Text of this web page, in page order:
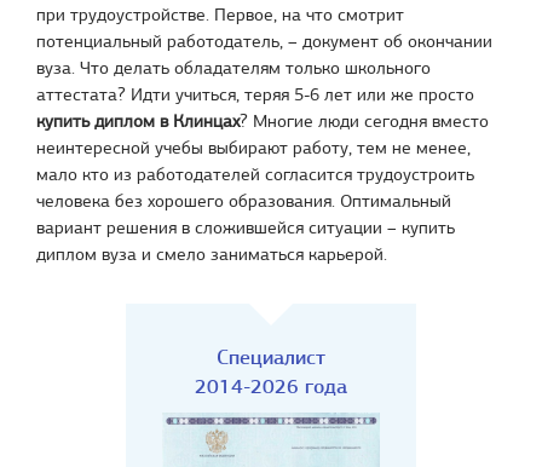
при трудоустройстве. Первое, на что смотрит
потенциальный работодатель, – документ об окончании
вуза. Что делать обладателям только школьного
аттестата? Идти учиться, теряя 5-6 лет или же просто
купить диплом в Клинцах? Многие люди сегодня вместо
неинтересной учебы выбирают работу, тем не менее,
мало кто из работодателей согласится трудоустроить
человека без хорошего образования. Оптимальный
вариант решения в сложившейся ситуации – купить
диплом вуза и смело заниматься карьерой.
Специалист
2014-2026 года